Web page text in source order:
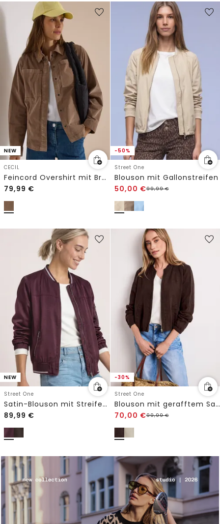
NEW
CECIL
Feincord Overshirt mit Brusttaschen
79,99 €
-50%
Street One
Blouson mit Gallonstreifen
50,00 €99,99€
NEW
Street One
Satin-Blouson mit Streifendetails
89,99 €
-30%
Street One
Blouson mit gerafftem Saum und Zipper
70,00 €99,99€